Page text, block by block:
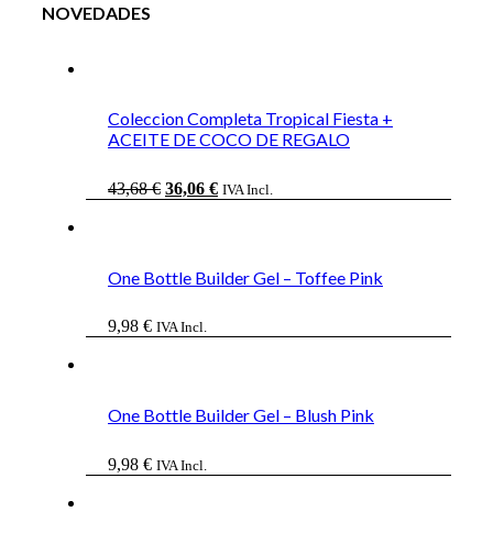
NOVEDADES
Coleccion Completa Tropical Fiesta +
ACEITE DE COCO DE REGALO
43,68€ El
36,06 €ElIVA Incl.
One Bottle Builder Gel – Toffee Pink
9,98 € IVA Incl.
One Bottle Builder Gel – Blush Pink
9,98 € IVA Incl.